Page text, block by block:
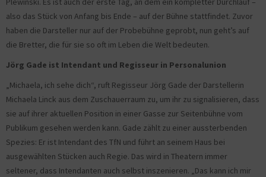
also das Stück von Anfang bis Ende – auf der Bühne stattfindet. Zuvor
haben die Darsteller nur auf der Probebühne geprobt, nun geht’s auf
die Bretter, die für sie so oft im Leben die Welt bedeuten.
Jörg Gade ist Intendant und Regisseur in Personalunion
„Michaela, ich sehe dich“, ruft Regisseur Jörg Gade der Darstellerin
Michaela Linck aus dem Zuschauerraum zu, um ihr zu signalisieren, dass
sie auf ihrer aktuellen Position in einer Gasse zur Seitenbühne vom
Publikum gesehen werden kann. Gade zählt zu einer aussterbenden
Spezies: Er ist Intendant des TfN und führt an seinem Haus bei
ausgewählten Stücken auch Regie. Das wird in Theatern immer
seltener, dass Intendanten auch selbst inszenieren. „Das kann ich mir